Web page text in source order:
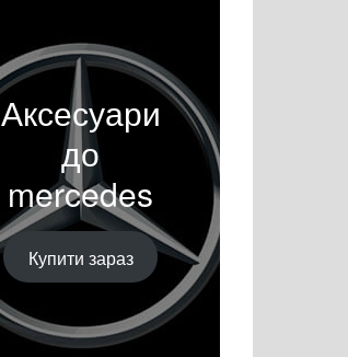
Аксесуари
до
mercedes
Купити зараз